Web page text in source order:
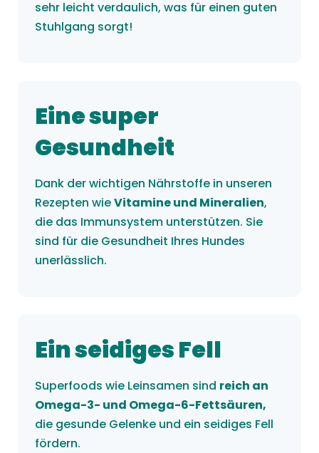
sehr leicht verdaulich, was für einen guten
Stuhlgang sorgt!
Eine super
Gesundheit
Dank der wichtigen Nährstoffe in unseren
Rezepten wieVitamine und Mineralien,
die das Immunsystem unterstützen. Sie
sind für die Gesundheit Ihres Hundes
unerlässlich.
Ein seidiges Fell
Superfoods wie Leinsamen sind reich an
Omega-3- und Omega-6-Fettsäuren,
die gesunde Gelenke und ein seidiges Fell
fördern.